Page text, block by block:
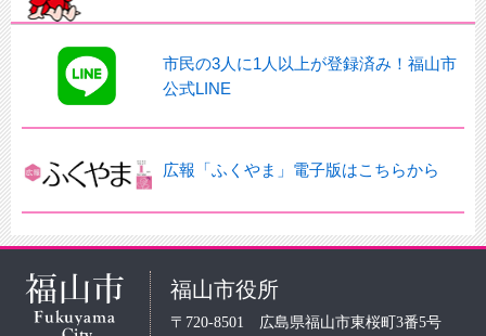
市民の3人に1人以上が登録済み！福山市
公式LINE
広報「ふくやま」電子版はこちらから
福山市役所
〒720-8501 広島県福山市東桜町3番5号